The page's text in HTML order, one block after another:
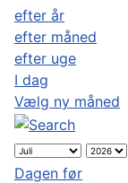
efter år
efter måned
efter uge
I dag
Vælg ny måned
Dagen før